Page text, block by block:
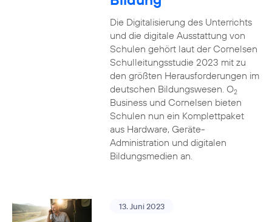
Die Digitalisierung des Unterrichts
und die digitale Ausstattung von
Schulen gehört laut der Cornelsen
Schulleitungsstudie 2023 mit zu
den größten Herausforderungen im
deutschen Bildungswesen. O2
Business und Cornelsen bieten
Schulen nun ein Komplettpaket
aus Hardware, Geräte-
Administration und digitalen
Bildungsmedien an.
13. Juni 2023